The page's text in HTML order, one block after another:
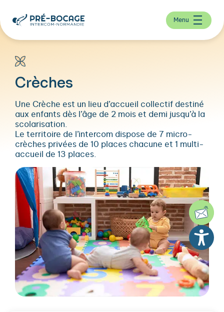
Menu
Crèches
Une Crèche est un lieu d’accueil collectif destiné
aux enfants dès l’âge de 2 mois et demi jusqu’à la
scolarisation.
Le territoire de l’intercom dispose de 7 micro-
crèches privées de 10 places chacune et 1 multi-
accueil de 13 places.